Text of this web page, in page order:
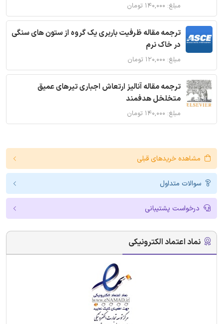
مبلغ: ۱۴۰,۰۰۰ تومان
ترجمه مقاله ظرفیت باربری یک گروه از ستون های سنگی
در خاک نرم
مبلغ: ۱۲۰,۰۰۰ تومان
ترجمه مقاله آنالیز ارتعاش اجباری تیرهای عمیق
متخلخل هدفمند
مبلغ: ۱۴۰,۰۰۰ تومان
مشاهده خریدهای قبلی
سوالات متداول
درخواست پشتیبانی
نماد اعتماد الکترونیکی